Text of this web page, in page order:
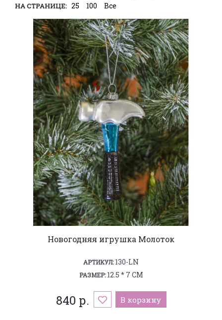
НА СТРАНИЦЕ: 25 100 Все
Новогодняя игрушка Молоток
АРТИКУЛ:130-LN
РАЗМЕР:12.5 * 7 СМ
840 р. В корзину